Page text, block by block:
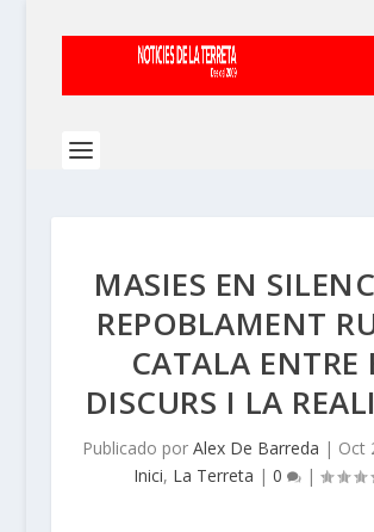
MASIES EN
REPOBLAMENT
CATALA ENTRE
DISCURS I LA
Publicado por Alex De Barreda | Oct
Inici, La Terreta |0 |